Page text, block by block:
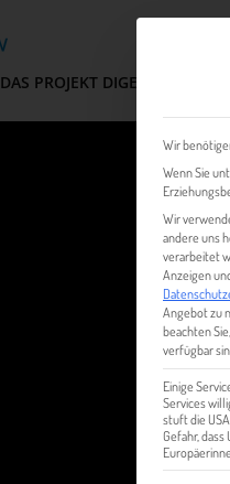
DAS PROJEKT DIGEM FIT
Wir
Wenn Sie
Wir
andere uns
verarbeitet
Anzeigen
Angebot zu
beachten
verfügbar
Einige
Services
stuft die
Gefahr,